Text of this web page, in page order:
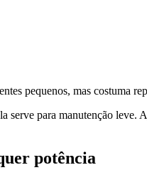
pequenos, mas costuma
para manutenção leve.
potência